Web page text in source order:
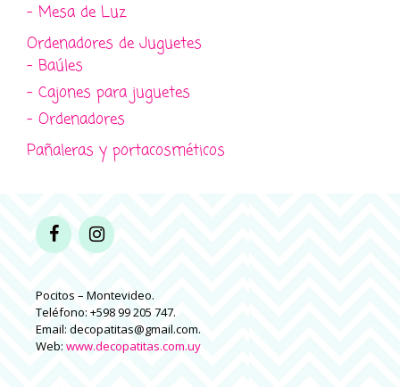
- Mesa de Luz
Ordenadores de Juguetes
- Baúles
- Cajones para juguetes
- Ordenadores
Pañaleras y portacosméticos
Pocitos – Montevideo.
Teléfono: +598 99 205 747.
Email: decopatitas@gmail.com.
Web: www.decopatitas.com.uy